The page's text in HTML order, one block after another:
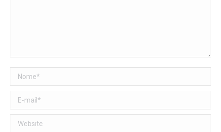
Nome *
E-mail *
Website